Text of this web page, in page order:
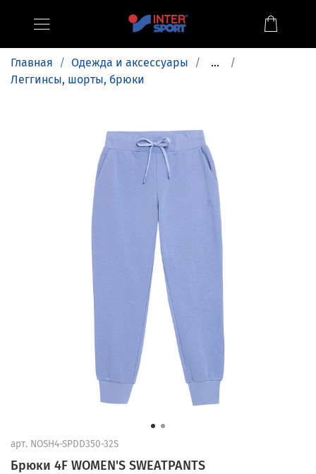
Главная Одежда и аксессуары
...
Леггинсы, шорты, брюки
арт. NOSH4-SPDD350-32S
Брюки 4F WOMEN'S SWEATPANTS